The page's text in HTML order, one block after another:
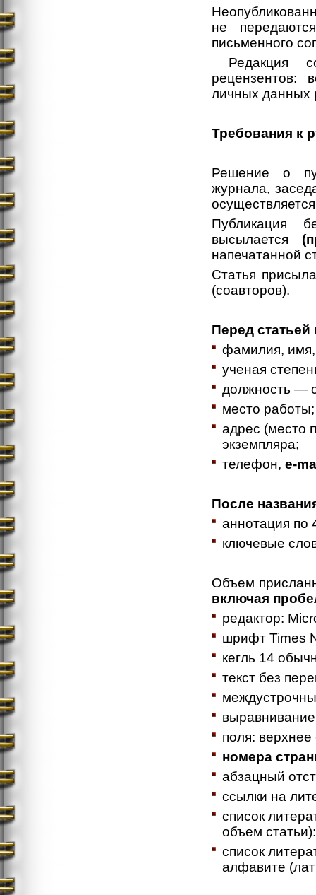
не
письменного
Редакция
рецензентов:
личных данных
Требования к
Решение о
журнала,
Публикация
высылается
напечатанной
Статья
(соавторов).
Перед статьей
фамилия, имя,
ученая
должность —
место работы;
адрес (место
экземпляра;
телефон, e-
После
аннотация по
ключевые
Объем
включая
редактор:
шрифт Times
кегль 14
текст без
поля:
номера
абзацный
ссылки на
список
объем статьи):
список
алфавите